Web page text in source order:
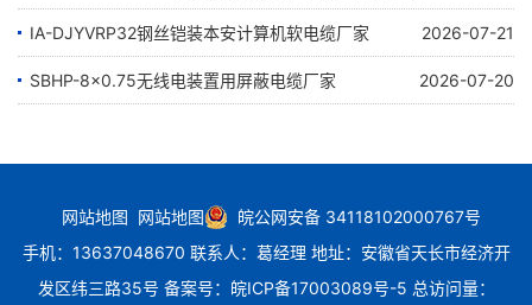
2026-07-24
IA-DJYVRP32钢丝铠装本安计算机软电缆厂家 2026-07-21
SBHP-8×0.75无线电装置用屏蔽电缆厂家 2026-07-20
网站地图 网站地图
皖公网安备 34118102000767号
手机：13637048670 联系人：葛经理 地址：安徽省天长市经济开
发区纬三路35号 备案号： 皖ICP备17003089号-5 总访问量：